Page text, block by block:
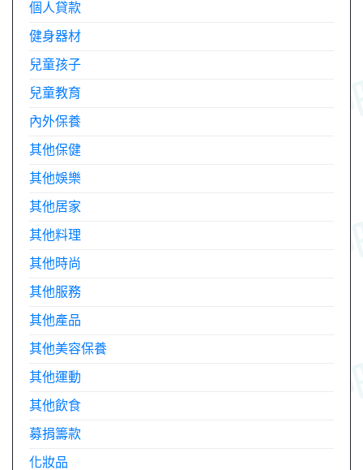
個人貸款
健身器材
兒童孩子
兒童教育
內外保養
其他保健
其他娛樂
其他居家
其他料理
其他時尚
其他服務
其他產品
其他美容保養
其他運動
其他飲食
募捐籌款
化妝品